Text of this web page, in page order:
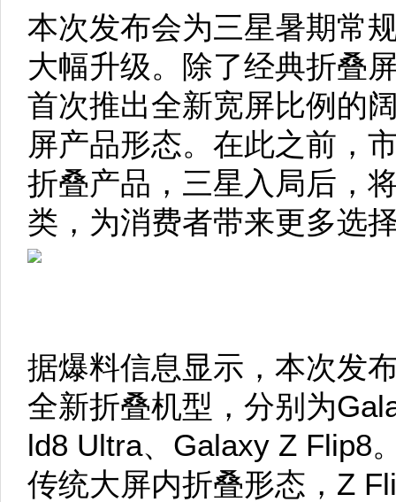
本次发布会为三星暑期常
大幅升级。除了经典折叠
首次推出全新宽屏比例的
屏产品形态。在此之前，
折叠产品，三星入局后，
类，为消费者带来更多选
据爆料信息显示，本次发
全新折叠机型，分别为
ld8 Ultra、Galaxy Z Flip8
传统大屏内折叠形态，Z